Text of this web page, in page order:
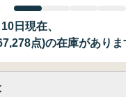
日現在、
点)の在庫がありま